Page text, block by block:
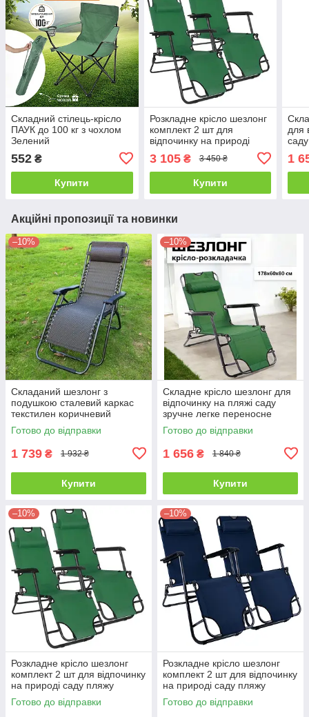
Складний стілець-крісло
ПАУК до 100 кг з чохлом
Зелений
552 ₴
Купити
Розкладне крісло шезлонг
комплект 2 шт для
відпочинку на природі
3 105₴ 3 450 ₴
Купити
для
1
Акційні пропозиції та новинки
–10%
Складаний шезлонг з
подушкою сталевий каркас
текстилен коричневий
Готово до відправки
1 739 ₴ 1 932 ₴
Купити
–10%
Складне крісло шезлонг для
відпочинку на пляжі саду
зручне легке переносне
Готово до відправки
1 656 ₴ 1 840 ₴
Купити
–10%
Розкладне крісло шезлонг
комплект 2 шт для відпочинку
на природі саду пляжу
Готово до відправки
–10%
Розкладне крісло шезлонг
комплект 2 шт для відпочинку
на природі саду пляжу
Готово до відправки